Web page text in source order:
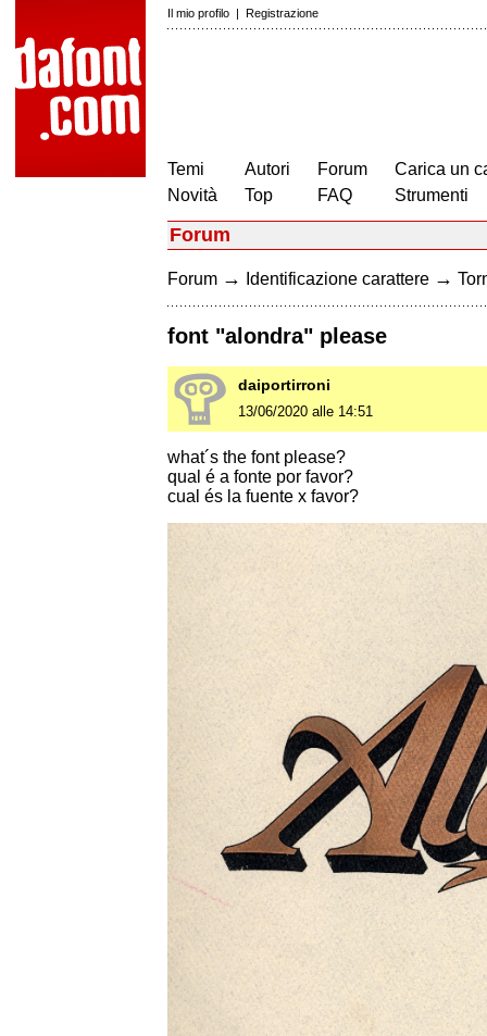
Il mio profilo | Registrazione
Temi
Novità
Autori
Top
Forum
FAQ
Carica un
Strumenti
Forum
Forum → Identificazione carattere →
font "alondra" please
daiportirroni
13/06/2020 alle 14:51
what´s the font please?
qual é a fonte por favor?
cual és la fuente x favor?